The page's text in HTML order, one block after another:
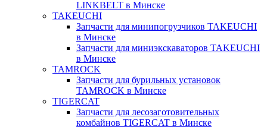
LINKBELT в Минске
TAKEUCHI
Запчасти для минипогрузчиков TAKEUCHI
в Минске
Запчасти для миниэкскаваторов TAKEUCHI
в Минске
TAMROCK
Запчасти для бурильных установок
TAMROCK в Минске
TIGERCAT
Запчасти для лесозаготовительных
комбайнов TIGERCAT в Минске